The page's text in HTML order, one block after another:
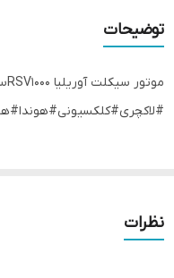
توضیحات
نظرات